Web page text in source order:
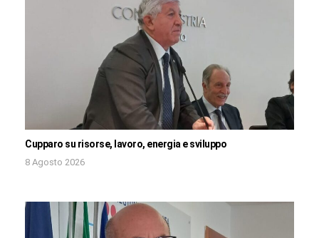
Cupparo su risorse, lavoro, energia e sviluppo
8 Agosto 2026